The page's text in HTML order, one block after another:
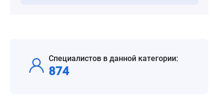
Специалистов в данной категории:
874